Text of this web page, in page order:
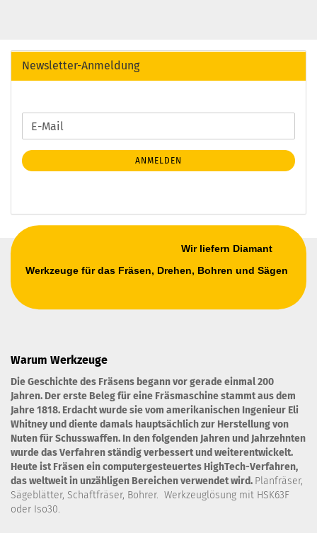
Newsletter-Anmeldung
WEITER
ZUR
NEWSLETTER-
ANMELDUNG
E-
Mail
ANMELDEN
Wir liefern Diamant
Werkzeuge für das Fräsen, Drehen, Bohren und Sägen
Warum Werkzeuge
Die Geschichte des Fräsens begann vor gerade einmal 200
Jahren. Der erste Beleg für eine Fräsmaschine stammt aus dem
Jahre 1818. Erdacht wurde sie vom amerikanischen Ingenieur Eli
Whitney und diente damals hauptsächlich zur Herstellung von
Nuten für Schusswaffen. In den folgenden Jahren und Jahrzehnten
wurde das Verfahren ständig verbessert und weiterentwickelt.
Heute ist Fräsen ein computergesteuertes HighTech-Verfahren,
das weltweit in unzähligen Bereichen verwendet wird. Planfräser,
Sägeblätter, Schaftfräser, Bohrer. Werkzeuglösung mit HSK63F
oder Iso30.